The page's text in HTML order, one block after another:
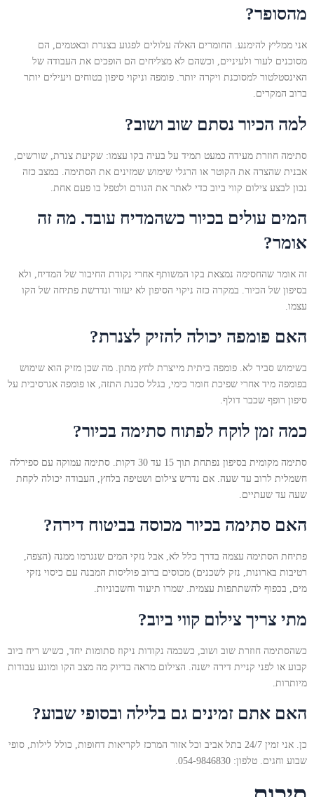
מהסופר?
אני ממליץ להימנע. החומרים האלה עלולים לפגוע בצנרת ובאטמים, הם
מסוכנים לעור ולעיניים, וכשהם לא מצליחים הם הופכים את העבודה של
האינסטלטור למסוכנת ויקרה יותר. פומפה וניקוי סיפון בטוחים ויעילים יותר
ברוב המקרים.
למה הכיור נסתם שוב ושוב?
סתימה חוזרת מעידה כמעט תמיד על בעיה בקו עצמו: שקיעת צנרת, שורשים,
אבנית שהצרה את הקוטר או הרגלי שימוש שמזינים את הסתימה. במצב כזה
נכון לבצע צילום קווי ביוב כדי לאתר את הגורם ולטפל בו פעם אחת.
המים עולים בכיור כשהמדיח עובד. מה זה
אומר?
זה אומר שהחסימה נמצאת בקו המשותף אחרי נקודת החיבור של המדיח, ולא
בסיפון של הכיור. במקרה כזה ניקוי הסיפון לא יעזור ונדרשת פתיחה של הקו
עצמו.
האם פומפה יכולה להזיק לצנרת?
בשימוש סביר לא. פומפה ביתית מייצרת לחץ מתון. מה שכן מזיק הוא שימוש
בפומפה מיד אחרי שפיכת חומר כימי, בגלל סכנת התזה, או פומפה אגרסיבית על
סיפון רופף שכבר דולף.
כמה זמן לוקח לפתוח סתימה בכיור?
סתימה מקומית בסיפון נפתחת תוך 15 עד 30 דקות. סתימה עמוקה עם ספירלה
חשמלית לרוב עד שעה. אם נדרש צילום ושטיפה בלחץ, העבודה יכולה לקחת
שעה עד שעתיים.
האם סתימה בכיור מכוסה בביטוח דירה?
פתיחת הסתימה עצמה בדרך כלל לא, אבל נזקי המים שנגרמו ממנה (הצפה,
רטיבות בארונות, נזק לשכנים) מכוסים ברוב פוליסות המבנה עם כיסוי נזקי
מים, בכפוף להשתתפות עצמית. שמרו תיעוד וחשבוניות.
מתי צריך צילום קווי ביוב?
כשהסתימה חוזרת שוב ושוב, כשכמה נקודות ניקוז סתומות יחד, כשיש ריח ביוב
קבוע או לפני קניית דירה ישנה. הצילום מראה בדיוק מה מצב הקו ומונע עבודות
מיותרות.
האם אתם זמינים גם בלילה ובסופי שבוע?
כן. אני זמין 24/7 בתל אביב וכל אזור המרכז לקריאות דחופות, כולל לילות, סופי
שבוע וחגים. טלפון: 054-9846830.